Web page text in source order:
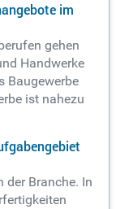
im
gehen
Handwerke
Baugewerbe
ist nahezu
der Branche. In